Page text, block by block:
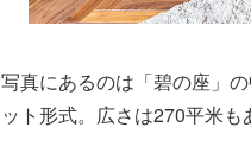
写真にあるのは「碧の座」
ット形式。広さは270平米も